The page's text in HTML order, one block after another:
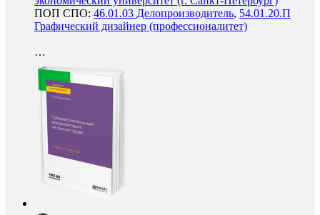
ПОП СПО: 46.01.03 Делопроизводитель, 54.01.20.П
Графический дизайнер (профессионалитет)
…